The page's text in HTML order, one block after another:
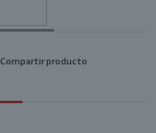
Compartir producto